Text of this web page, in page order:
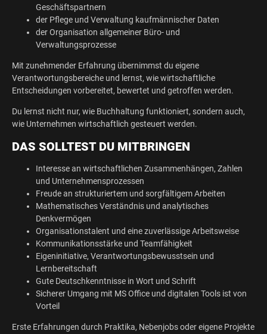
Geschäftspartnern
der Pflege und Verwaltung kaufmännischer Daten
der Organisation allgemeiner Büro- und
Verwaltungsprozesse
Mit zunehmender Erfahrung übernimmst du eigene
Verantwortungsbereiche und lernst, wie wirtschaftliche
Entscheidungen vorbereitet, bewertet und getroffen werden.
Du lernst nicht nur, wie Buchhaltung funktioniert, sondern auch,
wie Unternehmen wirtschaftlich gesteuert werden.
DAS SOLLTEST DU MITBRINGEN
Interesse an wirtschaftlichen Zusammenhängen, Zahlen
und Unternehmensprozessen
Freude an strukturiertem und sorgfältigem Arbeiten
Mathematisches Verständnis und analytisches
Denkvermögen
Organisationstalent und eine zuverlässige Arbeitsweise
Kommunikationsstärke und Teamfähigkeit
Eigeninitiative, Verantwortungsbewusstsein und
Lernbereitschaft
Gute Deutschkenntnisse in Wort und Schrift
Sicherer Umgang mit MS Office und digitalen Tools ist von
Vorteil
Erste Erfahrungen durch Praktika, Nebenjobs oder eigene Projekte